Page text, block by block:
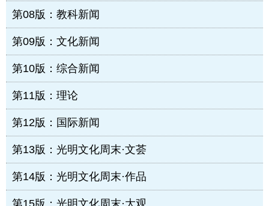
第08版：教科新闻
第09版：文化新闻
第10版：综合新闻
第11版：理论
第12版：国际新闻
第13版：光明文化周末·文荟
第14版：光明文化周末·作品